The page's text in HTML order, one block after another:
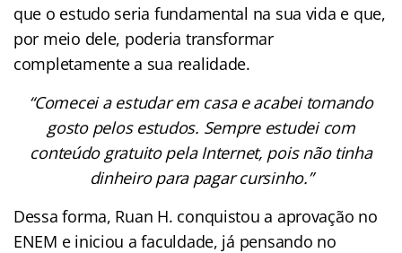
que o estudo seria fundamental na sua vida e que,
por meio dele, poderia transformar
completamente a sua realidade.
“Comecei a estudar em casa e acabei tomando
gosto pelos estudos. Sempre estudei com
conteúdo gratuito pela Internet, pois não tinha
dinheiro para pagar cursinho.”
Dessa forma, Ruan H. conquistou a aprovação no
ENEM e iniciou a faculdade, já pensando no